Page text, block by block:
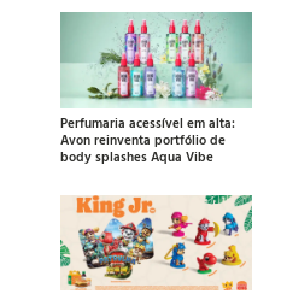
Perfumaria acessível em alta:
Avon reinventa portfólio de
body splashes Aqua Vibe